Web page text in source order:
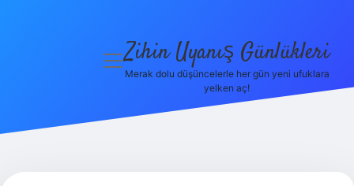
Politikası
menüyü
Zihin Uyanış Günlükleri
Merak dolu düşüncelerle her gün yeni ufuklara
yelken aç!